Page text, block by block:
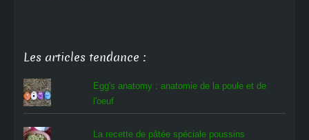
Les articles tendance :
Egg's anatomy : anatomie de la poule et de
l'oeuf
La recette de pâtée spéciale poussins